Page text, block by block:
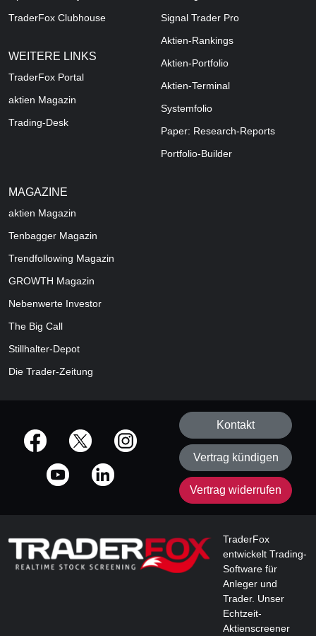
TraderFox Clubhouse
WEITERE LINKS
TraderFox Portal
aktien Magazin
Trading-Desk
Signal Trader Pro
Aktien-Rankings
Aktien-Portfolio
Aktien-Terminal
Systemfolio
Paper: Research-Reports
Portfolio-Builder
MAGAZINE
aktien Magazin
Tenbagger Magazin
Trendfollowing Magazin
GROWTH Magazin
Nebenwerte Investor
The Big Call
Stillhalter-Depot
Die Trader-Zeitung
offizielle Social Media-Accounts
Kontakt
Vertrag kündigen
Vertrag widerrufen
TraderFox
entwickelt Trading-
Software für
Anleger und
Trader. Unser
Echtzeit-
Aktienscreener